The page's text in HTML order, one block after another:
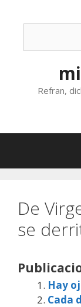
Refran,
De
se
Hay
Cada